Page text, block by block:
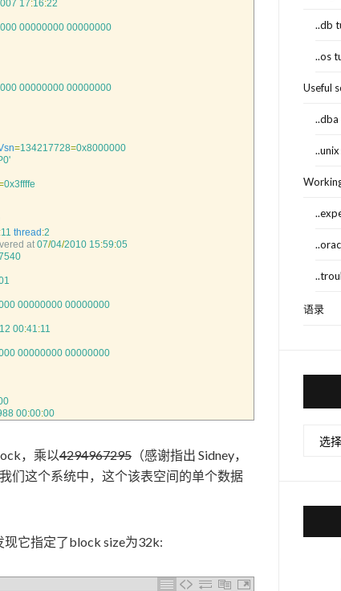
17:16:22
00000000 00000000
00000000 00000000
=134217728=0x8000000
0x3ffffe
:11 thread :2
at 07/04/2010 15:59:05
00000000 00000000
00:41:11
00000000 00000000
00:00:00
，乘以4294967295 （感谢指出 Sidney，
们这个系统中，这个该表空间的单个数据
它指定了block size为32k:
..db
..os
Useful
语录